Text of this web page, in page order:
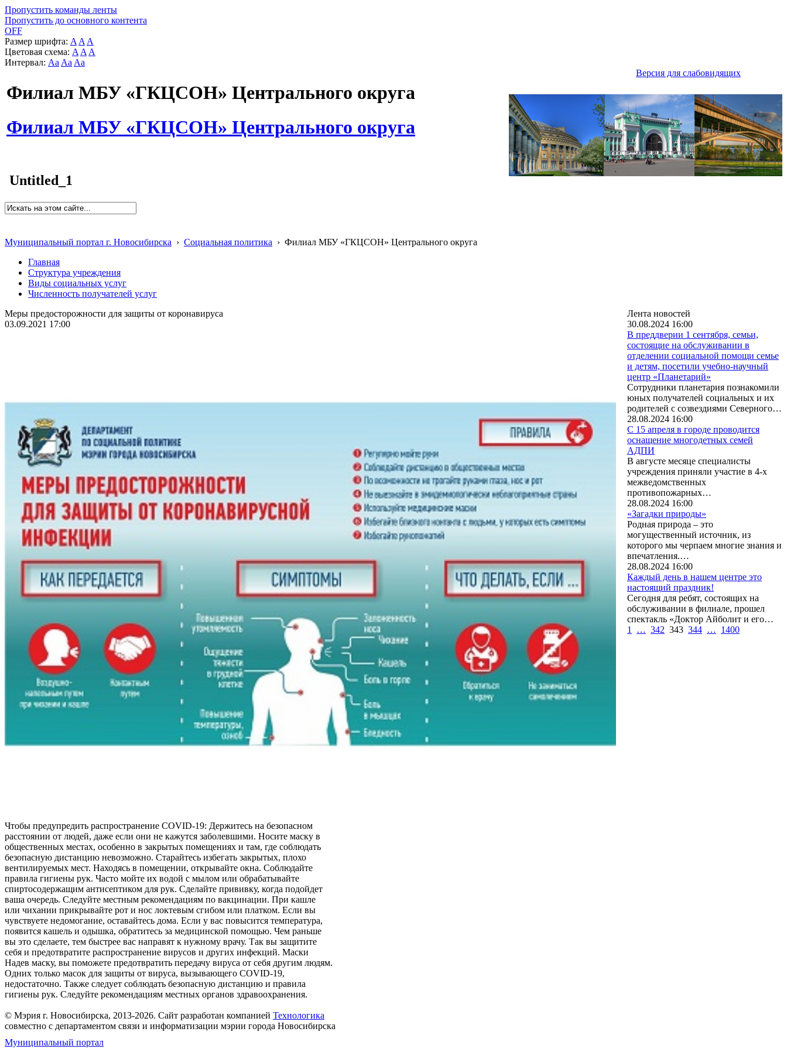
Пропустить команды ленты
Пропустить до основного контента
OFF
Размер шрифта: A A A
Цветовая схема: A A A
Интервал: Aa Aa Aa
Версия для слабовидящих
Филиал МБУ «ГКЦСОН» Центрального округа
Филиал МБУ «ГКЦСОН» Центрального округа
Untitled_1
Муниципальный портал г. Новосибирска › Социальная политика › Филиал МБУ «ГКЦСОН» Центрального округа
Главная
Структура учреждения
Виды социальных услуг
Численность получателей услуг
Меры предосторожности для защиты от коронавируса
03.09.2021 17:00
Чтобы предупредить распространение COVID-19: Держитесь на безопасном
расстоянии от людей, даже если они не кажутся заболевшими. Носите маску в
общественных местах, особенно в закрытых помещениях и там, где соблюдать
безопасную дистанцию невозможно. Старайтесь избегать закрытых, плохо
вентилируемых мест. Находясь в помещении, открывайте окна. Соблюдайте
правила гигиены рук. Часто мойте их водой с мылом или обрабатывайте
спиртосодержащим антисептиком для рук. Сделайте прививку, когда подойдет
ваша очередь. Следуйте местным рекомендациям по вакцинации. При кашле
или чихании прикрывайте рот и нос локтевым сгибом или платком. Если вы
чувствуете недомогание, оставайтесь дома. Если у вас повысится температура,
появится кашель и одышка, обратитесь за медицинской помощью. Чем раньше
вы это сделаете, тем быстрее вас направят к нужному врачу. Так вы защитите
себя и предотвратите распространение вирусов и других инфекций. Маски
Надев маску, вы поможете предотвратить передачу вируса от себя другим людям.
Одних только масок для защиты от вируса, вызывающего COVID-19,
недостаточно. Также следует соблюдать безопасную дистанцию и правила
гигиены рук. Следуйте рекомендациям местных органов здравоохранения.
Лента новостей
30.08.2024 16:00
В преддверии 1 сентября, семьи,
состоящие на обслуживании в
отделении социальной помощи семье
и детям, посетили учебно-научный
центр «Планетарий»
Сотрудники планетария познакомили
юных получателей социальных и их
родителей с созвездиями Северного…
28.08.2024 16:00
С 15 апреля в городе проводится
оснащение многодетных семей
АДПИ
В августе месяце специалисты
учреждения приняли участие в 4-х
межведомственных
противопожарных…
28.08.2024 16:00
«Загадки природы»
Родная природа – это
могущественный источник, из
которого мы черпаем многие знания и
впечатления.…
28.08.2024 16:00
Каждый день в нашем центре это
настоящий праздник!
Сегодня для ребят, состоящих на
обслуживании в филиале, прошел
спектакль «Доктор Айболит и его…
1
… 342 343 344 … 1400
© Мэрия г. Новосибирска, 2013-2026. Сайт разработан компанией Технологика
совместно с департаментом связи и информатизации мэрии города Новосибирска
Муниципальный портал